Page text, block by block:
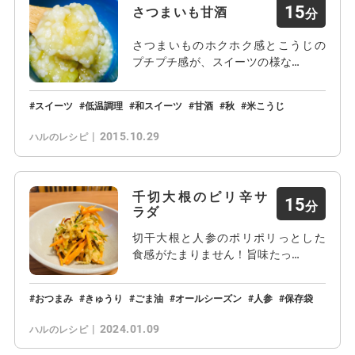
さつまいも甘酒 15
さつまいものホクホク感とこうじの
プチプチ感が、スイーツの様な…
スイーツ 低温調理 和スイーツ 甘酒 秋 米こうじ
ハルのレシピ 2015.10.29
千切大根のピリ辛サ
ラダ
15
切干大根と人参のポリポリっとした
食感がたまりません！旨味たっ…
おつまみ きゅうり ごま油 オールシーズン 人参 保存袋
ハルのレシピ 2024.01.09